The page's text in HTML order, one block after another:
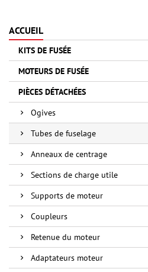
ACCUEIL
KITS DE FUSÉE
MOTEURS DE FUSÉE
PIÈCES DÉTACHÉES
Ogives
Tubes de fuselage
Anneaux de centrage
Sections de charge utile
Supports de moteur
Coupleurs
Retenue du moteur
Adaptateurs moteur